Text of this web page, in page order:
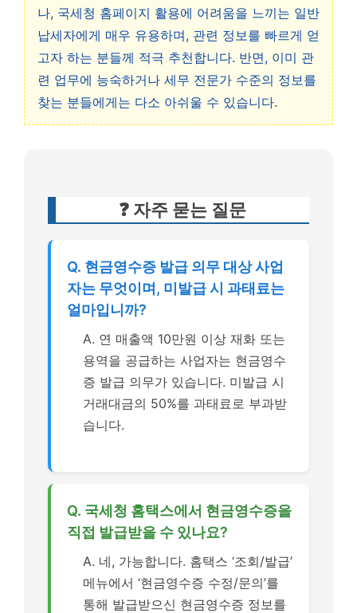
나, 국세청 홈페이지 활용에 어려움을 느끼는 일반
납세자에게 매우 유용하며, 관련 정보를 빠르게 얻
고자 하는 분들께 적극 추천합니다. 반면, 이미 관
련 업무에 능숙하거나 세무 전문가 수준의 정보를
찾는 분들에게는 다소 아쉬울 수 있습니다.
❓ 자주 묻는 질문
Q. 현금영수증 발급 의무 대상 사업
자는 무엇이며, 미발급 시 과태료는
얼마입니까?
A. 연 매출액 10만원 이상 재화 또는
용역을 공급하는 사업자는 현금영수
증 발급 의무가 있습니다. 미발급 시
거래대금의 50%를 과태료로 부과받
습니다.
Q. 국세청 홈택스에서 현금영수증을
직접 발급받을 수 있나요?
A. 네, 가능합니다. 홈택스 ‘조회/발급’
메뉴에서 ‘현금영수증 수정/문의’를
통해 발급받으신 현금영수증 정보를